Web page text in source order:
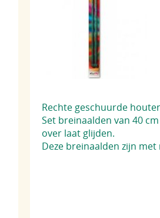
Rechte geschuurde
Set breinaalden van 40
over laat glijden.
Deze breinaalden zijn